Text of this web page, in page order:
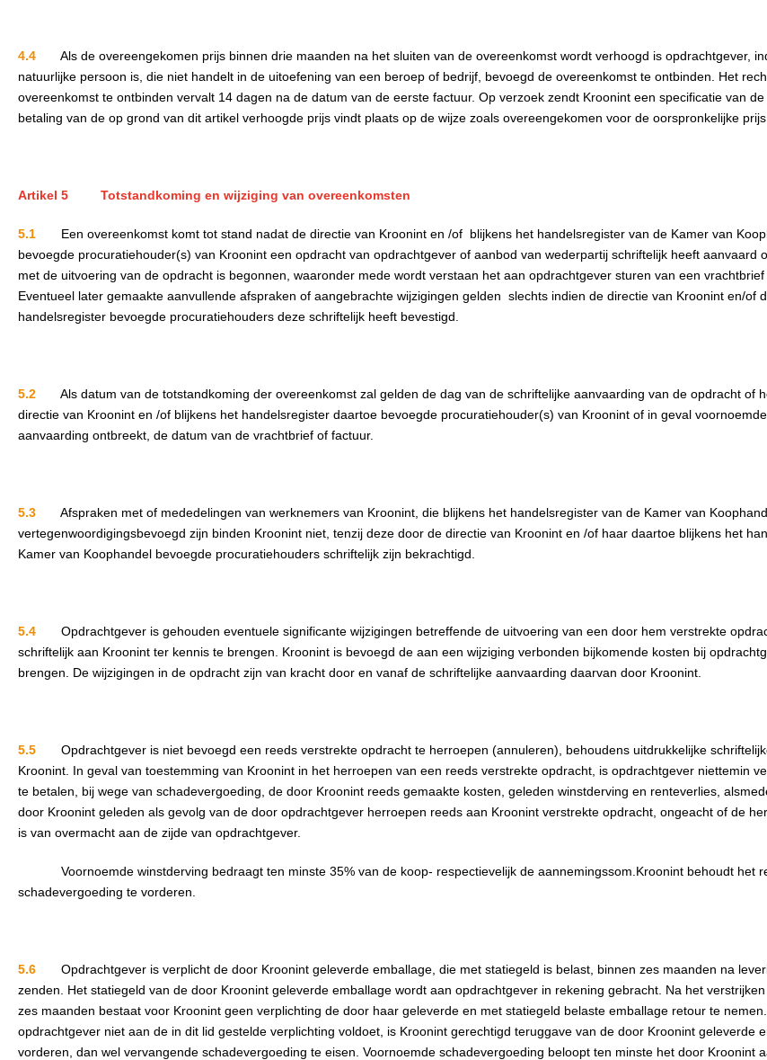
4.4
Als de overeengekomen prijs binnen drie maanden na het sluiten van de overeenkomst wordt verhoogd is opdrachtgever,
natuurlijke persoon is, die niet handelt in de uitoefening van een beroep of bedrijf, bevoegd de overeenkomst te ontbinden. Het
overeenkomst te ontbinden vervalt 14 dagen na de datum van de eerste factuur. Op verzoek zendt Kroonint een specificatie van
betaling van de op grond van dit artikel verhoogde prijs vindt plaats op de wijze zoals overeengekomen voor de oorspronkelijke prijs.
Artikel 5 Totstandkoming en wijziging van overeenkomsten
5.1
Een overeenkomst komt tot stand nadat de directie van Kroonint en /of blijkens het handelsregister van de Kamer van
bevoegde procuratiehouder(s) van Kroonint een opdracht van opdrachtgever of aanbod van wederpartij schriftelijk heeft aanvaard
met de uitvoering van de opdracht is begonnen, waaronder mede wordt verstaan het aan opdrachtgever sturen van een vrachtbrief
Eventueel later gemaakte aanvullende afspraken of aangebrachte wijzigingen gelden slechts indien de directie van Kroonint en/of
handelsregister bevoegde procuratiehouders deze schriftelijk heeft bevestigd.
5.2
Als datum van de totstandkoming der overeenkomst zal gelden de dag van de schriftelijke aanvaarding van de opdracht of
directie van Kroonint en /of blijkens het handelsregister daartoe bevoegde procuratiehouder(s) van Kroonint of in geval
aanvaarding ontbreekt, de datum van de vrachtbrief of factuur.
5.3
Afspraken met of mededelingen van werknemers van Kroonint, die blijkens het handelsregister van de Kamer van
vertegenwoordigingsbevoegd zijn binden Kroonint niet, tenzij deze door de directie van Kroonint en /of haar daartoe blijkens het
Kamer van Koophandel bevoegde procuratiehouders schriftelijk zijn bekrachtigd.
5.4
Opdrachtgever is gehouden eventuele significante wijzigingen betreffende de uitvoering van een door hem verstrekte
schriftelijk aan Kroonint ter kennis te brengen. Kroonint is bevoegd de aan een wijziging verbonden bijkomende kosten bij
brengen. De wijzigingen in de opdracht zijn van kracht door en vanaf de schriftelijke aanvaarding daarvan door Kroonint.
5.5
Opdrachtgever is niet bevoegd een reeds verstrekte opdracht te herroepen (annuleren), behoudens uitdrukkelijke
Kroonint. In geval van toestemming van Kroonint in het herroepen van een reeds verstrekte opdracht, is opdrachtgever niettemin
te betalen, bij wege van schadevergoeding, de door Kroonint reeds gemaakte kosten, geleden winstderving en renteverlies,
door Kroonint geleden als gevolg van de door opdrachtgever herroepen reeds aan Kroonint verstrekte opdracht, ongeacht of de
is van overmacht aan de zijde van opdrachtgever.
Voornoemde winstderving bedraagt ten minste 35% van de koop- respectievelijk de aannemingssom.Kroonint behoudt het
schadevergoeding te vorderen.
5.6
Opdrachtgever is verplicht de door Kroonint geleverde emballage, die met statiegeld is belast, binnen zes maanden na
zenden. Het statiegeld van de door Kroonint geleverde emballage wordt aan opdrachtgever in rekening gebracht. Na het
zes maanden bestaat voor Kroonint geen verplichting de door haar geleverde en met statiegeld belaste emballage retour te
opdrachtgever niet aan de in dit lid gestelde verplichting voldoet, is Kroonint gerechtigd teruggave van de door Kroonint geleverde
vorderen, dan wel vervangende schadevergoeding te eisen. Voornoemde schadevergoeding beloopt ten minste het door Kroonint